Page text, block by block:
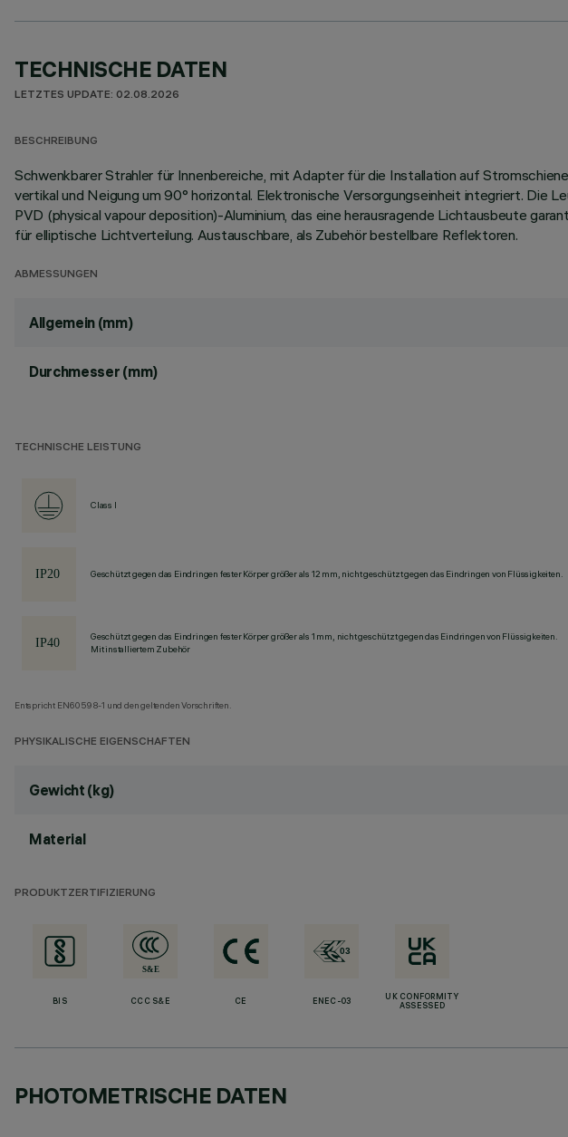
TECHNISCHE DATEN
LETZTES UPDATE: 02.08.2026
BESCHREIBUNG
Schwenkbarer Strahler für Innenbereiche, mit Adapter für die Installation auf
vertikal und Neigung um 90° horizontal. Elektronische Versorgungseinheit integriert.
PVD (physical vapour deposition)-Aluminium, das eine herausragende Lichtausbeute
für elliptische Lichtverteilung. Austauschbare, als Zubehör bestellbare Reflektoren.
ABMESSUNGEN
Allgemein (mm)
Durchmesser (mm)
TECHNISCHE LEISTUNG
Class I
Geschützt gegen das Eindringen fester Körper größer als 12 mm, nicht geschützt gegen das Eindringen von Flüssigkeiten.
Geschützt gegen das Eindringen fester Körper größer als 1 mm, nicht geschützt gegen das Eindringen von Flüssigkeiten.
Mit installiertem Zubehör
Entspricht EN60598-1 und den geltenden Vorschriften.
PHYSIKALISCHE EIGENSCHAFTEN
Gewicht (kg)
Material
PRODUKTZERTIFIZIERUNG
BIS CCC S&E CE ENEC-03
UK CONFORMITY
ASSESSED
PHOTOMETRISCHE DATEN